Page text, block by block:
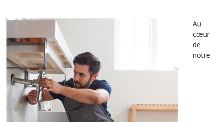
Au
cœur
de
notre